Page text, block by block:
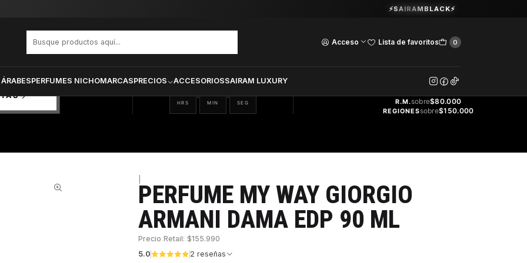
Acceso Lista de favoritos 0
PERFUMES NICHOMARCASPRECIOS ACCESORIOSSAIRAM LUXURY
Guardia Vieja 202. Oficina 102.Ver Horarios
⚡SAIRAMBLACK⚡
08
HRS
: 06
MIN
: 09
SEG
GRATIS
R.M.sobre$80.000
REGIONESsobre$150.000
PERFUME MY WAY GIORGIO
ARMANI DAMA EDP 90 ML
Precio Retail: $155.990
5.0
2 reseñas